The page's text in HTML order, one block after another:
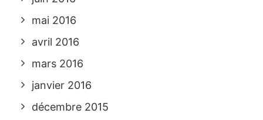
mai 2016
avril 2016
mars 2016
janvier 2016
décembre 2015